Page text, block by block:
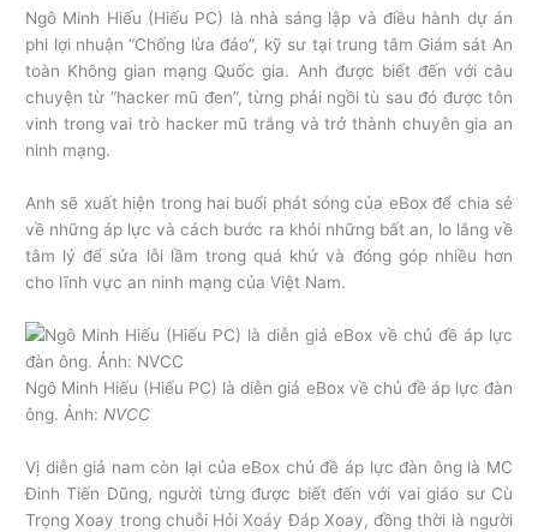
Ngô Minh Hiếu (Hiếu PC) là nhà sáng lập và điều hành dự án
phi lợi nhuận “Chống lừa đảo”, kỹ sư tại trung tâm Giám sát An
toàn Không gian mạng Quốc gia. Anh được biết đến với câu
chuyện từ “hacker mũ đen”, từng phải ngồi tù sau đó được tôn
vinh trong vai trò hacker mũ trắng và trở thành chuyên gia an
ninh mạng.
Anh sẽ xuất hiện trong hai buổi phát sóng của eBox để chia sẻ
về những áp lực và cách bước ra khỏi những bất an, lo lắng về
tâm lý để sửa lỗi lầm trong quá khứ và đóng góp nhiều hơn
cho lĩnh vực an ninh mạng của Việt Nam.
Ngô Minh Hiếu (Hiếu PC) là diễn giả eBox về chủ đề áp lực đàn
ông. Ảnh: NVCC
Vị diễn giả nam còn lại của eBox chủ đề áp lực đàn ông là MC
Đinh Tiến Dũng, người từng được biết đến với vai giáo sư Cù
Trọng Xoay trong chuỗi Hỏi Xoáy Đáp Xoay, đồng thời là người